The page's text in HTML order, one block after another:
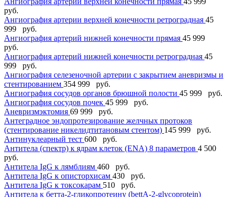
руб.
Ангиография артерии верхней конечности ретроградная 45
999 руб.
Ангиография артерий нижней конечности прямая 45 999
руб.
Ангиография артерий нижней конечности ретроградная 45
999 руб.
Ангиография селезеночной артерии с закрытием аневризмы и
стентированием 354 999 руб.
Ангиография сосудов органов брюшной полости 45 999 руб.
Ангиография сосудов почек 45 999 руб.
Аневризмэктомия 69 999 руб.
Антеградное эндопротезирование желчных протоков
(стентирование никелидтитановым стентом) 145 999 руб.
Антинуклеарный тест 600 руб.
Антитела (спектр) к ядрам клеток (ENА) 8 параметров 4 500
руб.
Антитела IgG к лямблиям 460 руб.
Антитела IgG к описторхисам 430 руб.
Антитела IgG к токсокарам 510 руб.
Антитела к бетта-2-гликопротеину (bettА-2-glycoprotein)